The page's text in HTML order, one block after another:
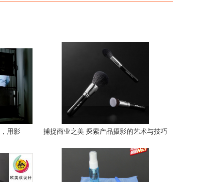
用影
捕捉商业之美 探索产品摄影的艺术与技巧